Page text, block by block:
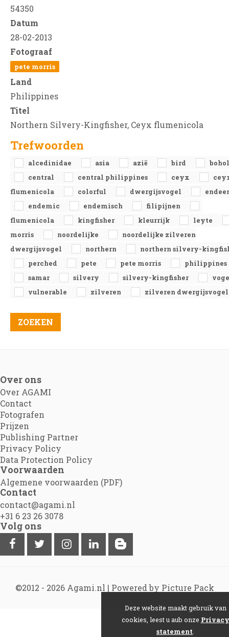
54350
Datum
28-02-2013
Fotograaf
pete morris
Land
Philippines
Titel
Northern Silvery-Kingfisher, Ceyx flumenicola
Trefwoorden
alcedinidae asia azië bird
bohol
central
central philippines ceyx
flumenicola
colorful dwergijsvogel
endemic
endemisch
filipijnen
flumenicola
kingfisher kleurrijk
leyte
morris
noordelijke
noordelijke zilveren
dwergijsvogel
northern
northern silvery-
perched
pete pete morris
philippines
samar
silvery silvery-kingfisher
vulnerable
zilveren zilveren dwergijsvogel
Over ons
Over AGAMI
Contact
Fotografen
Prijzen
Publishing Partner
Privacy Policy
Data Protection Policy
Voorwaarden
Algemene voorwaarden (PDF)
Contact
contact@agami.nl
+31 6 23 26 3078
Volg ons
©2012 - 2026 Agami.nl | Powered by Picture Pack
Deze website maakt gebruik van
cookies, leest u aub onze Privacy
statement